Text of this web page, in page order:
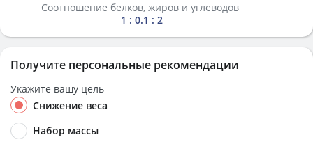
Соотношение белков, жиров и углеводов
1 : 0.1 : 2
Получите персональные рекомендации
Укажите вашу цель
Снижение веса
Набор массы